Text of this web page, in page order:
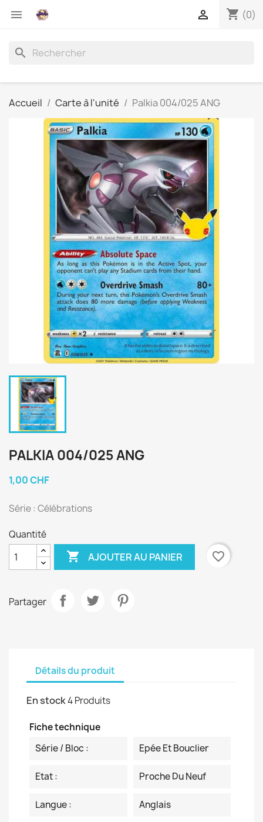
 shopping_cart (0)

search
Accueil Carte à l'unité Palkia 004/025 ANG
PALKIA 004/025 ANG
1,00 CHF
Série : Célébrations
Quantité
 AJOUTER AU PANIER favorite_border
Partager
Détails du produit
En stock4 Produits
Fiche technique
Série / Bloc :
Epée Et Bouclier
Etat : Proche Du Neuf
Langue : Anglais